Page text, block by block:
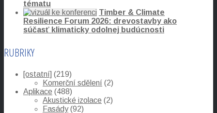
tématu
Timber & Climate
Resilience Forum 2026: drevostavby ako
súčasť klimaticky odolnej budúcnosti
RUBRIKY
[ostatní] (219)
Komerční sdělení (2)
Aplikace (488)
Akustické izolace (2)
Fasády(92)